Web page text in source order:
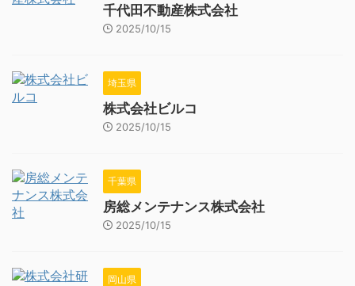
千代田不動産株式会社
2025/10/15
埼玉県
株式会社ビルコ
2025/10/15
千葉県
房総メンテナンス株式会社
2025/10/15
岡山県